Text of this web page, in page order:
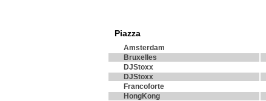
Piazza
Amsterdam
Bruxelles
DJStoxx
DJStoxx
Francoforte
HongKong